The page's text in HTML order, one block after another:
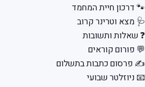
דרכון חיית המחמד
מצא וטרינר קרוב
שאלות ותשובות
פורום קוראים
פרסום כתבות בתשלום
ניוזלטר שבועי